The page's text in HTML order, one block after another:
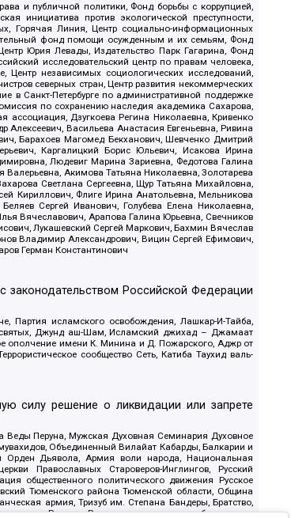
и публичной политики, Фонд борьбы с коррупцией,
инициатива против экологической преступности,
Горячая Линия, Центр социально-информационных
фонд помощи осужденным и их семьям, Фонд
Юрия Левады, Издательство Парк Гагарина, Фонд
исследовательский центр по правам человека,
Центр независимых социологических исследований,
северных стран, Центр развития некоммерческих
в Санкт-Петербурге по административной поддержке
по сохранению наследия академика Сахарова,
ассоциация, Дзугкоева Регина Николаевна, Кривенко
Васильева Анастасия Евгеньевна, Ривина
Барахоев Магомед Бекханович, Шевченко Дмитрий
Каргалицкий Борис Юльевич, Исакова Ирина
Людевиг Марина Зариевна, Федотова Галина
Акимова Татьяна Николаевна, Золотарева
Светлана Сергеевна, Щур Татьяна Михайловна,
Кириллович, Флиге Ирина Анатольевна, Мельникова
Сергей Иванович, Голубева Елена Николаевна,
Вячеславович, Арапова Галина Юрьевна, Свечников
Лукашевский Сергей Маркович, Бахмин Вячеслав
Владимир Александрович, Вицин Сергей Ефимович,
Герман Константинович
законодательством Российской Федерации
Партия исламского освобождения, Лашкар-И-Тайба,
святых, Джунд аш-Шам, Исламский джихад – Джамаат
ополчение имени К. Минина и Д. Пожарского, Аджр от
сообщество Сеть, Катиба Таухид валь-
силу решение о ликвидации или запрете
Веды Перуна, Мужская Духовная Семинария Духовное
Объединенный Вилайат Кабарды, Балкарии и
Орден Дьявола, Армия воли народа, Национальная
Православных Староверов-Инглингов, Русский
общественного политического движения Русское
Тюменского района Тюменской области, Община
армия, Тризуб им. Степана Бандеры, Братство,
Русские, Русское национальное объединение